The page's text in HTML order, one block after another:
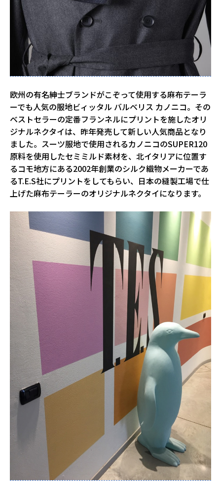
欧州の有名紳士ブランドがこぞって使用する麻布テーラ
ーでも人気の服地ビィッタル バルベリス カノニコ。その
ベストセラーの定番フランネルにプリントを施したオリ
ジナルネクタイは、昨年発売して新しい人気商品となり
ました。スーツ服地で使用されるカノニコのSUPER120
原料を使用したセミミルド素材を、北イタリアに位置す
るコモ地方にある2002年創業のシルク織物メーカーであ
るT.E.S社にプリントをしてもらい、日本の縫製工場で仕
上げた麻布テーラーのオリジナルネクタイになります。